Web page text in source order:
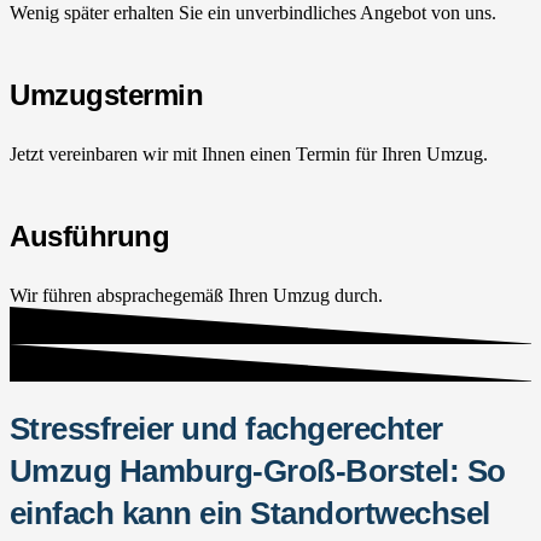
Wenig später erhalten Sie ein unverbindliches Angebot von uns.
Umzugstermin
Jetzt vereinbaren wir mit Ihnen einen Termin für Ihren Umzug.
Ausführung
Wir führen absprachegemäß Ihren Umzug durch.
Stressfreier und fachgerechter
Umzug Hamburg-Groß-Borstel: So
einfach kann ein Standortwechsel